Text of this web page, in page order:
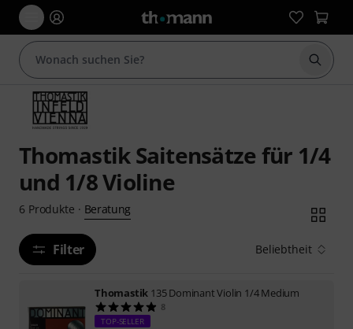
Suche
Thomastik Saitensätze für 1/4
und 1/8 Violine
6 Produkte · Beratung
Filter Beliebtheit
Thomastik 135 Dominant Violin 1/4 Medium
8
TOP-SELLER